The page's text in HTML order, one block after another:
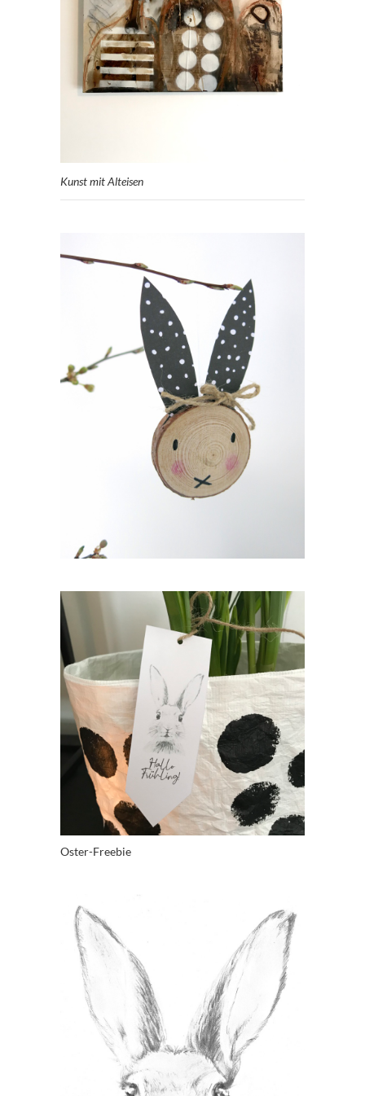
Kunst mit Alteisen
Oster-Freebie